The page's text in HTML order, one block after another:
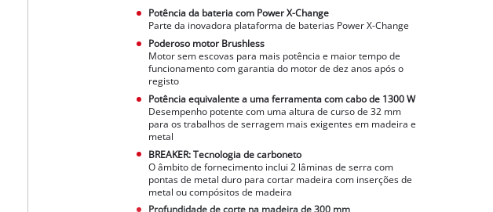
Potência da bateria com Power X-Change
Parte da inovadora plataforma de baterias Power X-Change
Poderoso motor Brushless
Motor sem escovas para mais potência e maior tempo de
funcionamento com garantia do motor de dez anos após o
registo
Potência equivalente a uma ferramenta com cabo de 1300 W
Desempenho potente com uma altura de curso de 32 mm
para os trabalhos de serragem mais exigentes em madeira e
metal
BREAKER: Tecnologia de carboneto
O âmbito de fornecimento inclui 2 lâminas de serra com
pontas de metal duro para cortar madeira com inserções de
metal ou compósitos de madeira
Profundidade de corte na madeira de 300 mm